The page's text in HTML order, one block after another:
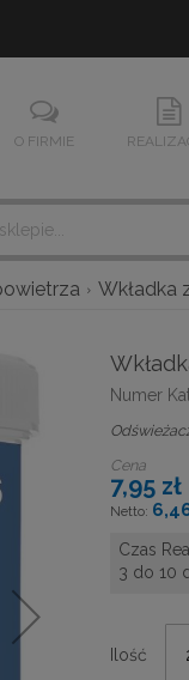
O FIRMIE
Wkładka
Numer
Cena
7,95 zł
Czas
3 do 10
Ilość